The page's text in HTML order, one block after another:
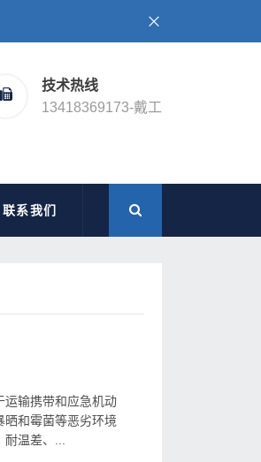
技术热线
13418369173-戴工
联系我们
运输携带和应急机动
和霉菌等恶劣环境
温差、...